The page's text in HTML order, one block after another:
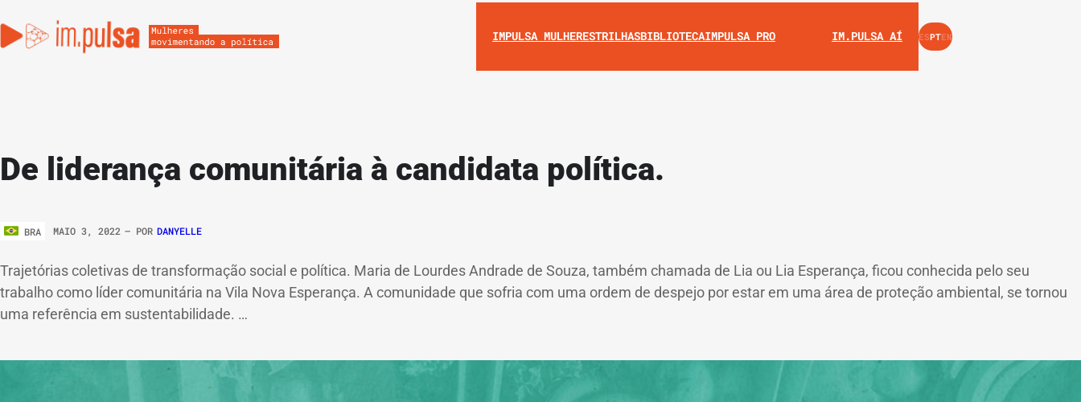
IMPULSA MULHERESTRILHASBIBLIOTECAIMPULSA PRO INSTAGRAM
YOUTUBE
IM.PULSA AÍ ESPTEN
De liderança comunitária à candidata política.
BRA MAIO 3, 2022 – POR DANYELLE
Trajetórias coletivas de transformação social e política. Maria de Lourdes Andrade de Souza, também chamada de Lia ou Lia Esperança, ficou conhecida pelo seu
trabalho como líder comunitária na Vila Nova Esperança. A comunidade que sofria com uma ordem de despejo por estar em uma área de proteção ambiental, se tornou
uma referência em sustentabilidade. …